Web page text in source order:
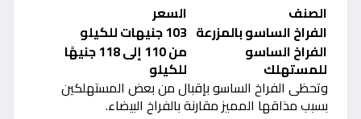
الصنف
السعر
الفراخ الساسو بالمزرعة 103 جنيهات للكيلو
الفراخ الساسو
للمستهلك
من 110 إلى 118 جنيهًا
للكيلو
وتحظى الفراخ الساسو بإقبال من بعض المستهلكين
بسبب مذاقها المميز مقارنة بالفراخ البيضاء.